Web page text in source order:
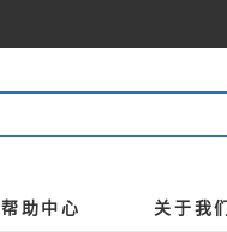
帮助中心 关于我们